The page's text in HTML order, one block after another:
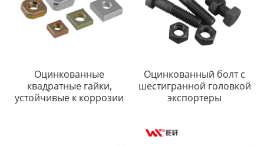
Оцинкованные
квадратные гайки,
устойчивые к коррозии
Оцинкованный болт с
шестигранной головкой
экспортеры